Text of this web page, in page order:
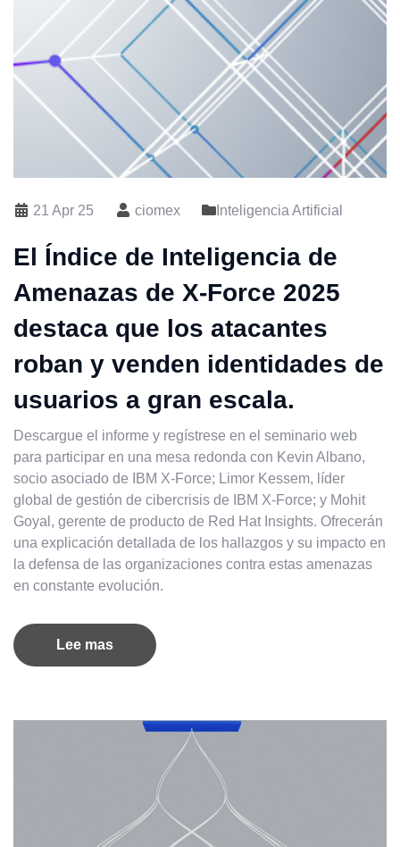
21 Apr 25 ciomex Inteligencia Artificial
El Índice de Inteligencia de
Amenazas de X-Force 2025
destaca que los atacantes
roban y venden identidades de
usuarios a gran escala.
Descargue el informe y regístrese en el seminario web
para participar en una mesa redonda con Kevin Albano,
socio asociado de IBM X-Force; Limor Kessem, líder
global de gestión de cibercrisis de IBM X-Force; y Mohit
Goyal, gerente de producto de Red Hat Insights. Ofrecerán
una explicación detallada de los hallazgos y su impacto en
la defensa de las organizaciones contra estas amenazas
en constante evolución.
Lee mas